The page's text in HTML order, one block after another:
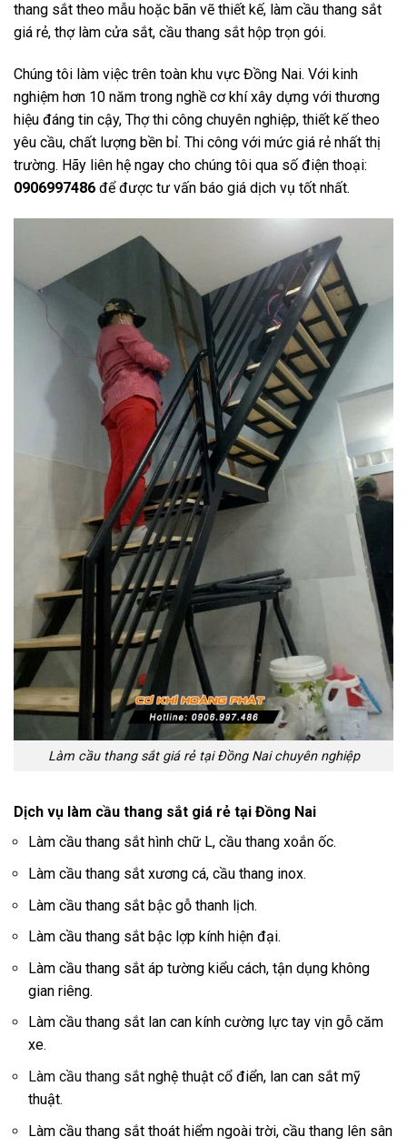
thang sắt theo mẫu hoặc bãn vẽ thiết kế, làm cầu thang sắt
giá rẻ, thợ làm cửa sắt, cầu thang sắt hộp trọn gói.
Chúng tôi làm việc trên toàn khu vực Đồng Nai. Với kinh
nghiệm hơn 10 năm trong nghề cơ khí xây dựng với thương
hiệu đáng tin cậy, Thợ thi công chuyên nghiệp, thiết kế theo
yêu cầu, chất lượng bền bỉ. Thi công với mức giá rẻ nhất thị
trường. Hãy liên hệ ngay cho chúng tôi qua số điện thoại:
0906997486 để được tư vấn báo giá dịch vụ tốt nhất.
Làm cầu thang sắt giá rẻ tại Đồng Nai chuyên nghiệp
Dịch vụ làm cầu thang sắt giá rẻ tại Đồng Nai
Làm cầu thang sắt hình chữ L, cầu thang xoắn ốc.
Làm cầu thang sắt xương cá, cầu thang inox.
Làm cầu thang sắt bậc gỗ thanh lịch.
Làm cầu thang sắt bậc lợp kính hiện đại.
Làm cầu thang sắt áp tường kiểu cách, tận dụng không
gian riêng.
Làm cầu thang sắt lan can kính cường lực tay vịn gỗ căm
xe.
Làm cầu thang sắt nghệ thuật cổ điển, lan can sắt mỹ
thuật.
Làm cầu thang sắt thoát hiểm ngoài trời, cầu thang lên sân